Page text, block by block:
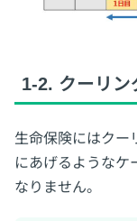
1-2. クーリン
生命保険にはクー
にあげるようなケ
なりません。